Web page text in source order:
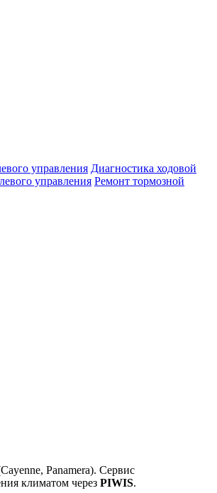
управления Диагностика ходовой
управления Ремонт тормозной
Panamera). Сервис
климатом через PIWIS.